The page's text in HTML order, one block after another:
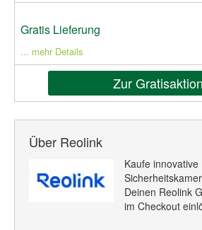
Gratis Lieferung
... mehr Details
Zur Gratisaktion
Über Reolink
Kaufe innovative
Deinen Reolink
im Checkout